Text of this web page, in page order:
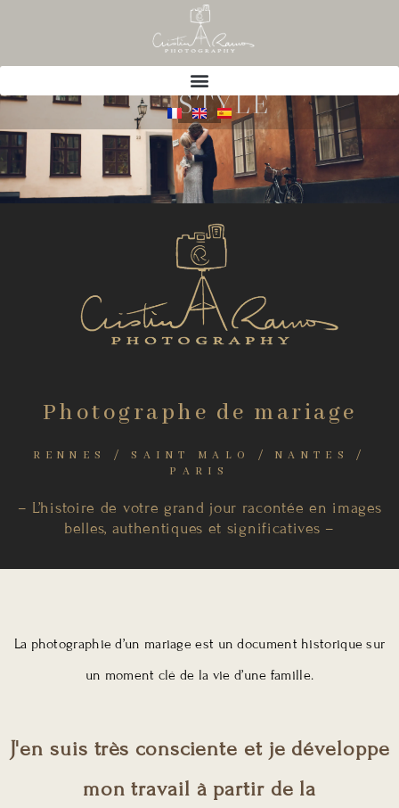
STYLE
Photographe de mariage
RENNES / SAINT MALO / NANTES /
PARIS
– L’histoire de votre grand jour racontée en images
belles, authentiques et significatives –
La photographie d’un mariage est un document historique sur
un moment clé de la vie d’une famille.
J'en suis très consciente et je développe
mon travail à partir de la